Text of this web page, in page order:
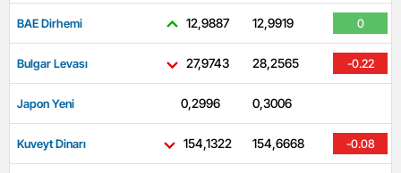
BAE Dirhemi 12,9887 12,9919 0
Bulgar Levası 27,9743 28,2565 -0.22
Japon Yeni 0,2996 0,3006
Kuveyt Dinarı 154,1322 154,6668 -0.08